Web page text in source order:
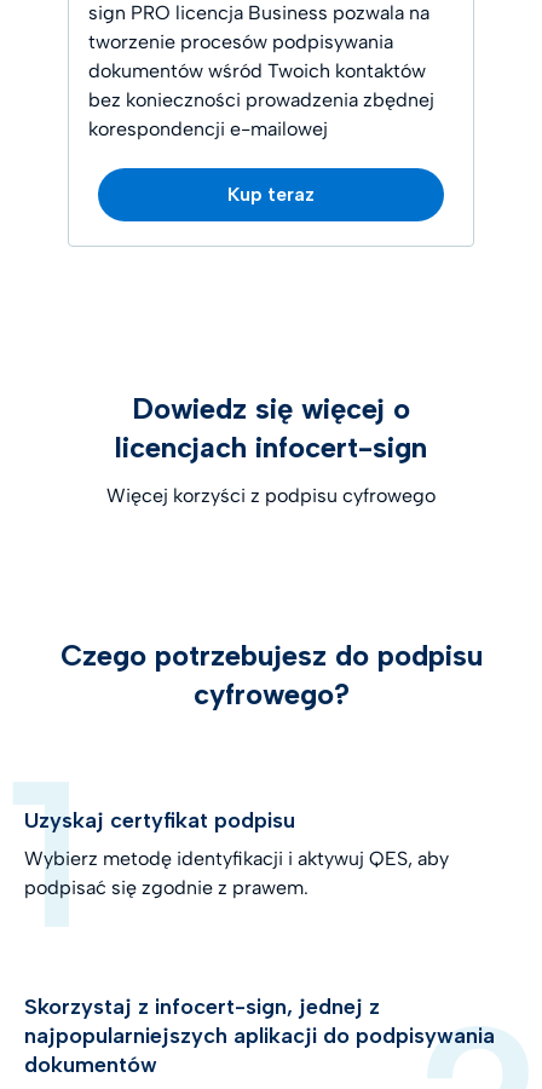
sign PRO licencja Business pozwala na
tworzenie procesów podpisywania
dokumentów wśród Twoich kontaktów
bez konieczności prowadzenia zbędnej
korespondencji e-mailowej
Kup teraz
Dowiedz się więcej o
licencjach infocert-sign
Więcej korzyści z podpisu cyfrowego
Czego potrzebujesz do podpisu
cyfrowego?
Uzyskaj certyfikat podpisu
Wybierz metodę identyfikacji i aktywuj QES, aby
podpisać się zgodnie z prawem.
Skorzystaj z infocert-sign, jednej z
najpopularniejszych aplikacji do podpisywania
dokumentów